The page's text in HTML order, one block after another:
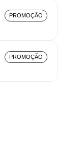
PROMOÇÃO
PROMOÇÃO